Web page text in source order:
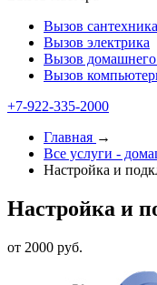
Вызов сантехника
Вызов электрика
Вызов домашнего
Вызов
+7-922-335-1000
Главная →
Все услуги -
Настройка и
Настройка и
от 2000 руб.